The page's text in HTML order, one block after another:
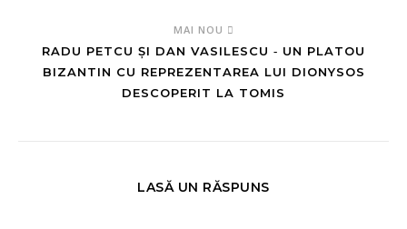
MAI NOU
RADU PETCU ȘI DAN VASILESCU ‑ UN PLATOU
BIZANTIN CU REPREZENTAREA LUI DIONYSOS
DESCOPERIT LA TOMIS
LASĂ UN RĂSPUNS